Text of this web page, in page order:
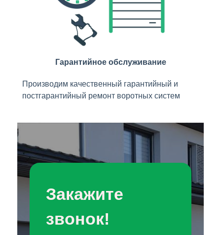
Гарантийное обслуживание
Производим качественный гарантийный и
постгарантийный ремонт воротных систем
Закажите
звонок!